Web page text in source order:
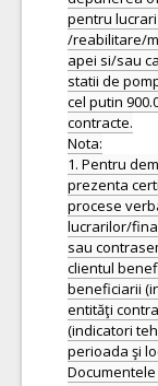
pentru
/reabilitare/
apei si/sau
statii de
cel putin
contracte.
Nota:
1. Pentru
prezenta
procese
lucrarilor/
sau
clientul
beneficiarii
entităţi
(indicatori
perioada şi